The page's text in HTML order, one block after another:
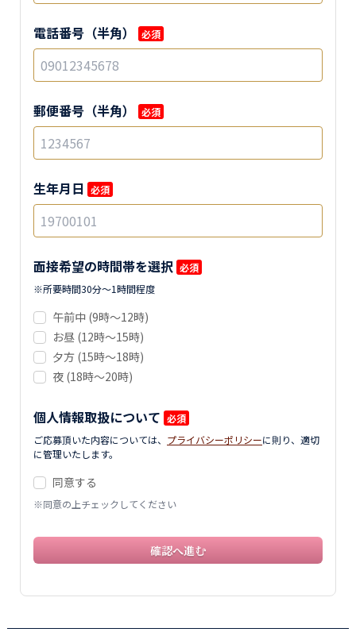
電話番号（半角） 必須
郵便番号（半角） 必須
生年月日 必須
面接希望の時間帯を選択 必須
※所要時間30分～1時間程度
午前中 (9時～12時)
お昼 (12時～15時)
夕方 (15時～18時)
夜 (18時～20時)
個人情報取扱について 必須
ご応募頂いた内容については、 プライバシーポリシーに則り、適切
に管理いたします。
同意する
※同意の上チェックしてください
確認へ進む